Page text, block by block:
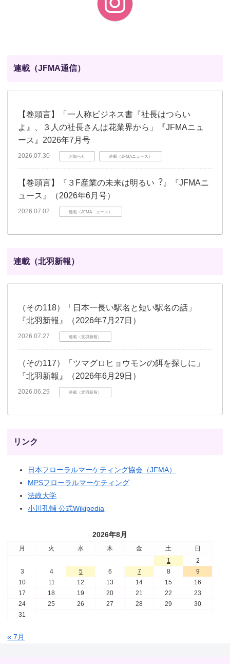
連載（JFMA通信）
【巻頭言】「一人称ビジネス書『社長はつらい
よ』、３人の社長さんは花業界から」『JFMAニュ
ース』2026年7月号
2026.07.30 お知らせ 連載（JFMAニュース）
【巻頭言】『３F産業の未来は明るい︖』『JFMAニ
ュース』（2026年6月号）
2026.07.02 連載（JFMAニュース）
連載（北羽新報）
（その118）「日本一長い駅名と短い駅名の話」
『北羽新報』（2026年7月27日）
2026.07.27 連載（北羽新報）
（その117）「ツマグロヒョウモンの餌を探しに」
『北羽新報』（2026年6月29日）
2026.06.29 連載（北羽新報）
リンク
日本フローラルマーケティング協会（JFMA）
MPSフローラルマーケティング
法政大学
小川孔輔 公式Wikipedia
2026年8月
月 火 水 木 金 土
日
1
2
3
4 5 6 7 8
9
10
11 12 13 14 15
16
17
18 19 20 21 22
23
24
25 26 27 28 29
30
31
« 7月